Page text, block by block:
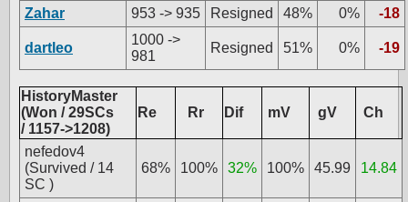
Zahar 953 -> 935 Resigned 48% 0% -18
dartleo
1000 ->
981
Resigned 51% 0% -19
HistoryMaster
(Won / 29SCs
/ 1157->1208)
Re Rr Dif mV gV Ch
nefedov4
(Survived / 14
SC )
68% 100% 32% 100% 45.99 14.84